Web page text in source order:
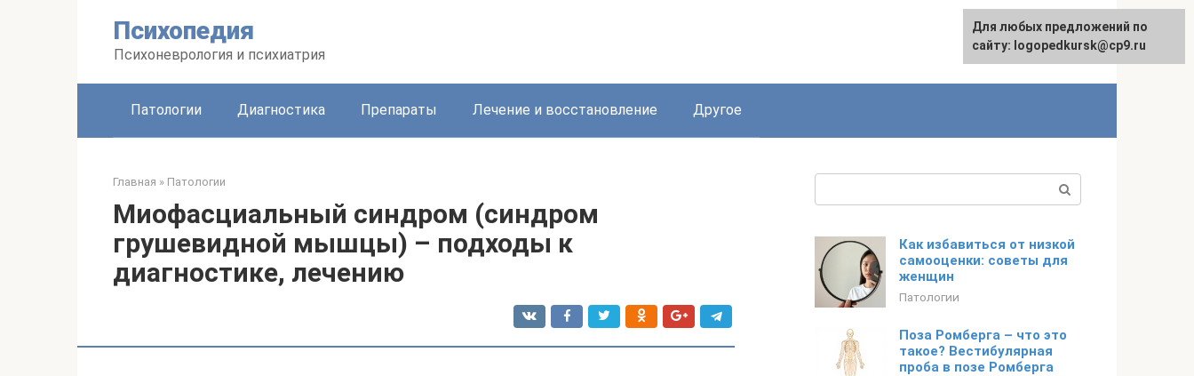
Психопедия
Психоневрология и психиатрия
Патологии Диагностика Препараты Лечение и восстановление Другое
Главная » Патологии
Миофасциальный синдром (синдром
грушевидной мышцы) – подходы к
диагностике, лечению
Как избавиться от низкой
самооценки: советы для
женщин
Патологии
Поза Ромберга – что это
такое? Вестибулярная
проба в позе Ромберга
Для любых предложений по
сайту: logopedkursk@cp9.ru